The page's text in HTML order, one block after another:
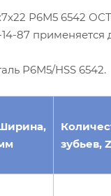
Р6М5 6542
87
Р6М5/HSS 6542.
зубьев, Z